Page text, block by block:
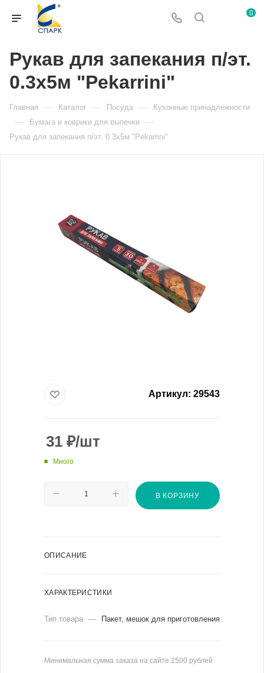
0
Рукав для запекания п/эт.
0.3х5м "Pekarrini"
Главная — Каталог — Посуда — Кухонные принадлежности
— Бумага и коврики для выпечки —
Рукав для запекания п/эт. 0.3х5м "Pekarrini"
Артикул: 29543
31 ₽/шт
Много
В КОРЗИНУ
ОПИСАНИЕ
ХАРАКТЕРИСТИКИ
Тип товара — Пакет, мешок для приготовления
Минимальная сумма заказа на сайте 2500 рублей